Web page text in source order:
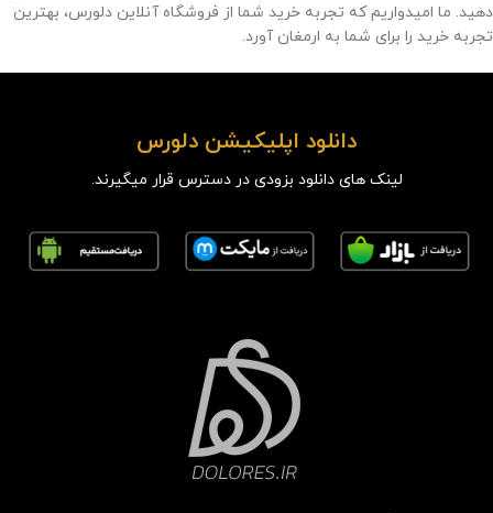
دهید. ما امیدواریم که تجربه خرید شما از فروشگاه آنلاین دلورس، بهترین
تجربه خرید را برای شما به ارمغان آورد.
دانلود اپلیکیشن دلورس
لینک های دانلود بزودی در دسترس قرار میگیرند.